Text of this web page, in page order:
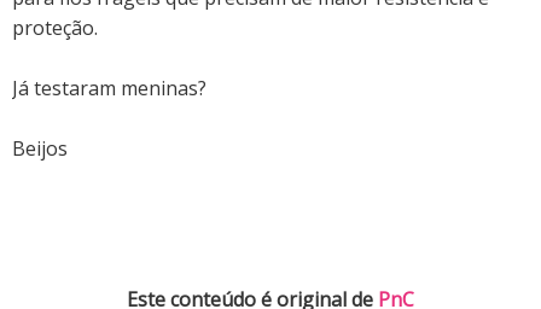
proteção.
Já testaram meninas?
Beijos
Este conteúdo é original de PnC